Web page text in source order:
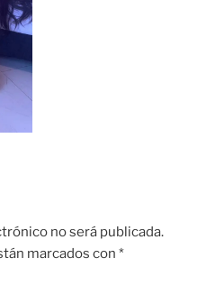
no será publicada.
marcados con *